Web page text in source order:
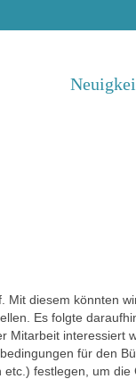
diesem könnten
Es folgte
Mitarbeit interessiert
für den
festlegen, um